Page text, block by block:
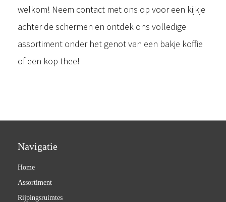
welkom! Neem contact met ons op voor een kijkje
achter de schermen en ontdek ons volledige
assortiment onder het genot van een bakje koffie
of een kop thee!
Navigatie
Home
Assortiment
Rijpingsruimtes